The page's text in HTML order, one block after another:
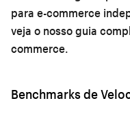
para e-commerce
veja o nossoguia
commerce.
Benchmarks de